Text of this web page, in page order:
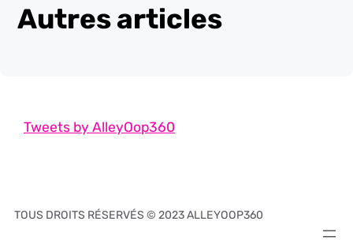
Autres articles
Tweets by AlleyOop360
TOUS DROITS RÉSERVÉS © 2023 ALLEYOOP360